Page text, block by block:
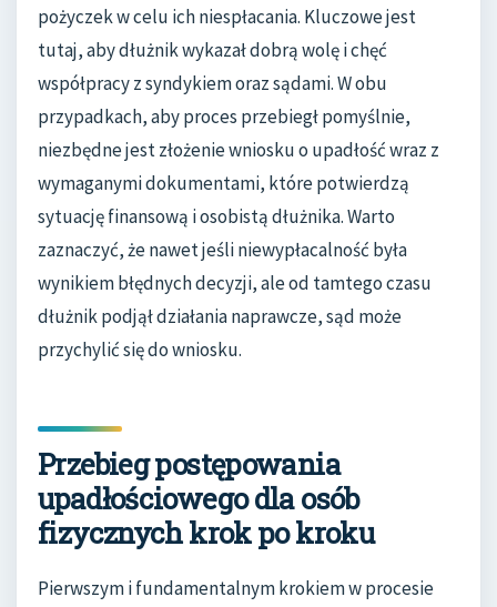
pożyczek w celu ich niespłacania. Kluczowe jest
tutaj, aby dłużnik wykazał dobrą wolę i chęć
współpracy z syndykiem oraz sądami. W obu
przypadkach, aby proces przebiegł pomyślnie,
niezbędne jest złożenie wniosku o upadłość wraz z
wymaganymi dokumentami, które potwierdzą
sytuację finansową i osobistą dłużnika. Warto
zaznaczyć, że nawet jeśli niewypłacalność była
wynikiem błędnych decyzji, ale od tamtego czasu
dłużnik podjął działania naprawcze, sąd może
przychylić się do wniosku.
Przebieg postępowania
upadłościowego dla osób
fizycznych krok po kroku
Pierwszym i fundamentalnym krokiem w procesie